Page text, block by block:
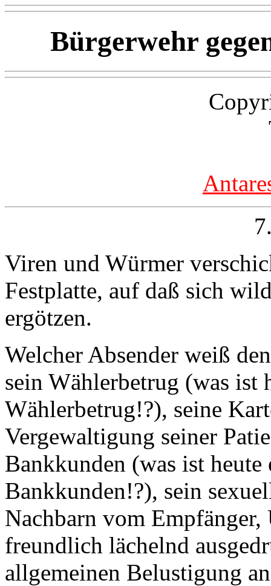
Bürgerwehr
Viren und Würmer
Festplatte, auf daß sich
ergötzen.
Welcher Absender weiß
sein Wählerbetrug (was
Wählerbetrug!?), seine
Vergewaltigung seiner
Bankkunden (was ist
Bankkunden!?), sein
Nachbarn vom
freundlich lächelnd
allgemeinen Belustigung